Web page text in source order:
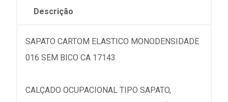
Descrição
SAPATO CARTOM ELASTICO MONODENSIDADE
016 SEM BICO CA 17143
CALÇADO OCUPACIONAL TIPO SAPATO,